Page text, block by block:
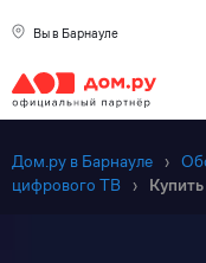
Вы в Барнауле
Дом.ру в Барнауле ›
цифрового ТВ ›